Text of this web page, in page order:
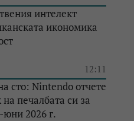
интелект
икономика
12:11
сто: Nintendo отчете
печалбата си за
2026 г.